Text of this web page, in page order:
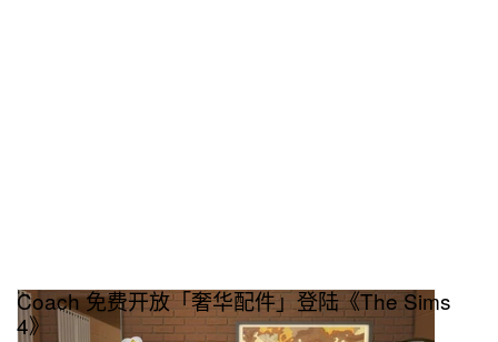
Coach 免费开放「奢华配件」登陆《The Sims
4》